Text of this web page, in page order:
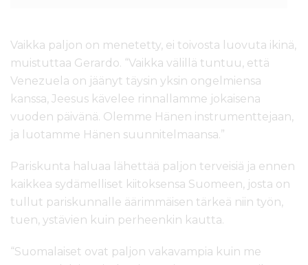
Vaikka paljon on menetetty, ei toivosta luovuta ikinä,
muistuttaa Gerardo. “Vaikka välillä tuntuu, että
Venezuela on jäänyt täysin yksin ongelmiensa
kanssa, Jeesus kävelee rinnallamme jokaisena
vuoden päivänä. Olemme Hänen instrumenttejaan,
ja luotamme Hänen suunnitelmaansa.”
Pariskunta haluaa lähettää paljon terveisiä ja ennen
kaikkea sydämelliset kiitoksensa Suomeen, josta on
tullut pariskunnalle äärimmäisen tärkeä niin työn,
tuen, ystävien kuin perheenkin kautta.
“Suomalaiset ovat paljon vakavampia kuin me